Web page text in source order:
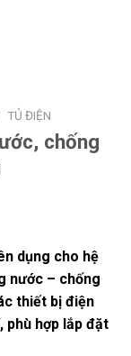
TỦ ĐIỆN
chống
dụng cho hệ
nước – chống
thiết bị điện
phù hợp lắp đặt